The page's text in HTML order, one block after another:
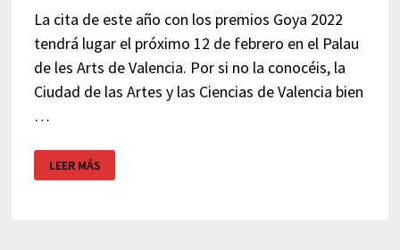
La cita de este año con los premios Goya 2022
tendrá lugar el próximo 12 de febrero en el Palau
de les Arts de Valencia. Por si no la conocéis, la
Ciudad de las Artes y las Ciencias de Valencia bien
…
PREMIOS
GOYA
2022
LEER MÁS